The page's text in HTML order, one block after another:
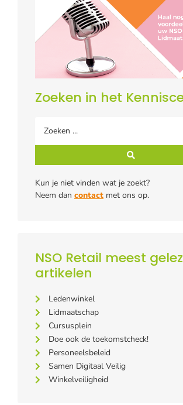
Zoeken in het
Kun je niet vinden wat je zoekt?
Neem dan contact met ons op.
NSO Retail meest
artikelen
Ledenwinkel
Lidmaatschap
Cursusplein
Doe ook de toekomstcheck!
Personeelsbeleid
Samen Digitaal Veilig
Winkelveiligheid